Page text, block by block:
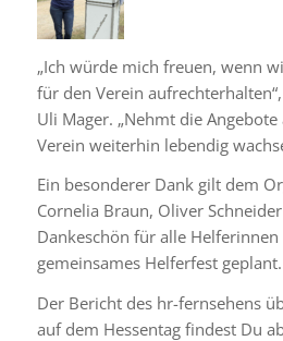
„Ich würde mich freuen, wenn
für den Verein
Uli Mager. „Nehmt die
Verein weiterhin lebendig
Ein besonderer Dank gilt dem
Cornelia Braun, Oliver
Dankeschön für alle
gemeinsames Helferfest geplant.
Der Bericht des hr-fernsehens
auf dem Hessentag findest Du